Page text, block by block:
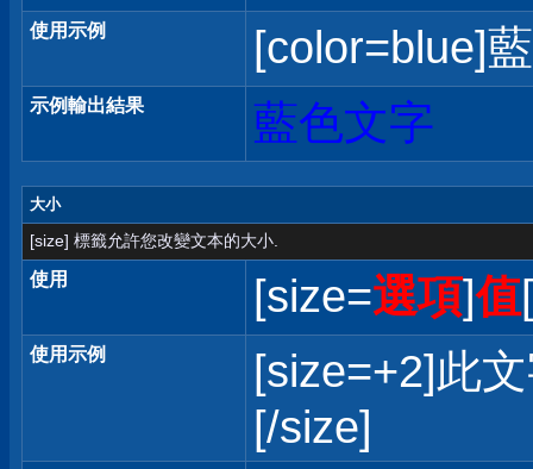
使用示例 [color=blue]
示例輸出結果 藍色文字
大小
[size] 標籤允許您改變文本的大小.
使用 [size=選項]值
使用示例
[size=+2]此
[/size]